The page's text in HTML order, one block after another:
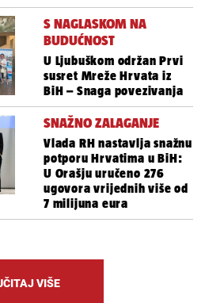
S NAGLASKOM NA
BUDUĆNOST
U Ljubuškom održan Prvi
susret Mreže Hrvata iz
BiH – Snaga povezivanja
SNAŽNO ZALAGANJE
Vlada RH nastavlja snažnu
potporu Hrvatima u BiH:
U Orašju uručeno 276
ugovora vrijednih više od
7 milijuna eura
VIŠE